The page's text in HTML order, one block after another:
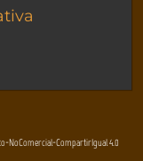
NoComercial-CompartirIgual 4.0